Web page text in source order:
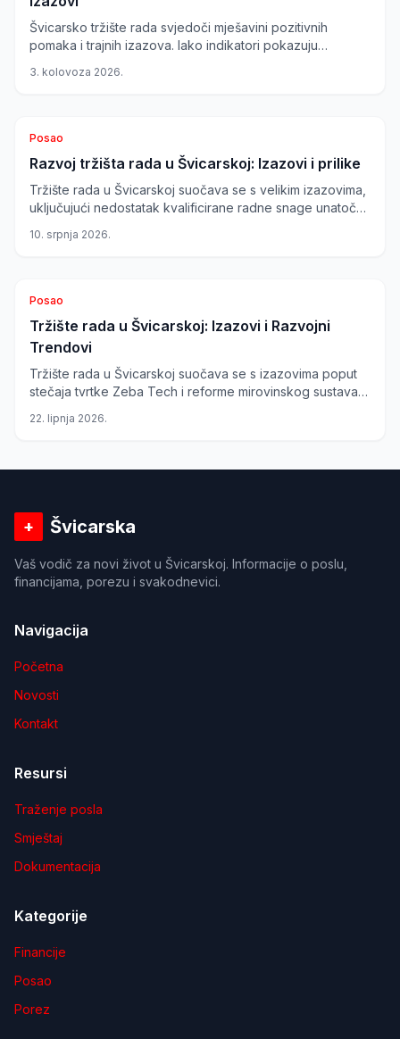
Švicarsko tržište rada svjedoči mješavini pozitivnih
pomaka i trajnih izazova. Iako indikatori pokazuju
dok inovativne metode zapošljavanja i visoko plaćeni
3. kolovoza 2026.
Posao
Razvoj tržišta rada u Švicarskoj: Izazovi i prilike
Tržište rada u Švicarskoj suočava se s velikim izazovima,
uključujući nedostatak kvalificirane radne snage unatoč
porast opcija rada od kuće, što predstavlja novu priliku
10. srpnja 2026.
Posao
Tržište rada u Švicarskoj: Izazovi i Razvojni
Trendovi
Tržište rada u Švicarskoj suočava se s izazovima poput
stečaja tvrtke Zeba Tech i reforme mirovinskog sustava
potreba za fleksibilnijim radnim uvjetima, osobito u
22. lipnja 2026.
+ Švicarska
Vaš vodič za novi život u Švicarskoj. Informacije o poslu,
financijama, porezu i svakodnevici.
Navigacija
Početna
Novosti
Kontakt
Resursi
Traženje posla
Smještaj
Dokumentacija
Kategorije
Financije
Posao
Porez